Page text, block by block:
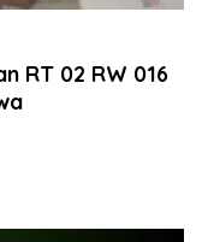
RT 02 RW 016